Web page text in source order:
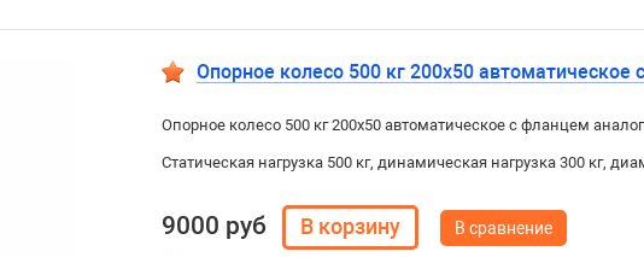
Опорное колесо 500 кг 200х50 автоматическое
Опорное колесо 500 кг 200х50 автоматическое с фланцем
Статическая нагрузка 500 кг, динамическая нагрузка 300 кг,
9000 руб В сравнение